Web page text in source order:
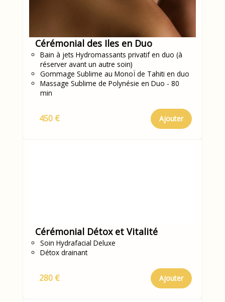
Cérémonial des Iles en Duo
Bain à jets Hydromassants privatif en duo (à
réserver avant un autre soin)
Gommage Sublime au MonoÏ de Tahiti en duo
Massage Sublime de Polynésie en Duo - 80
min
450 € Ajouter
Cérémonial Détox et Vitalité
Soin Hydrafacial Deluxe
Détox drainant
280 € Ajouter